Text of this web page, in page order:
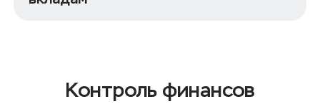
Долгосрочный вклад
Вклад со снятием процентов
Контроль финансов